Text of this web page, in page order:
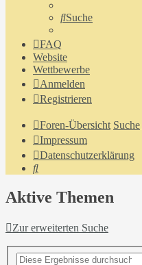
Suche
FAQ
Website
Wettbewerbe
Anmelden
Registrieren
Foren-Übersicht Suche
Impressum
Datenschutzerklärung
Suche
Aktive Themen
Zur erweiterten Suche